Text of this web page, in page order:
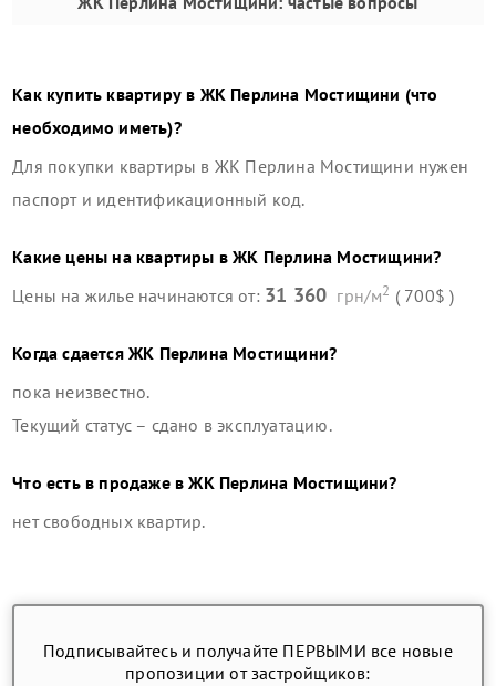
Как купить квартиру в ЖК Перлина Мостищини (что
необходимо иметь)?
Для покупки квартиры в ЖК Перлина Мостищини нужен
паспорт и идентификационный код.
Какие цены на квартиры вЖК Перлина Мостищини?
Цены на жилье начинаются от: 31 360 грн/м2 ( 700$ )
Когда сдаетсяЖК Перлина Мостищини?
пока неизвестно.
Текущий статус – сдано в эксплуатацию.
Что есть в продаже вЖК Перлина Мостищини?
нет свободных квартир.
Подписывайтесь и получайте ПЕРВЫМИ все новые
пропозиции от застройщиков: